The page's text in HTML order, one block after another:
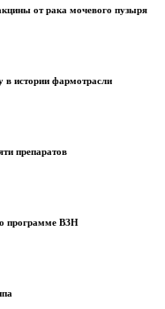
от рака мочевого пузыря
в истории фармотрасли
препаратов
программе ВЗН